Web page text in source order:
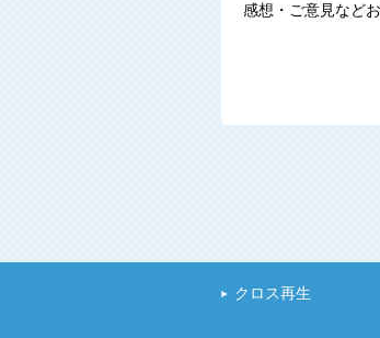
感想・ご意見など
クロス再生